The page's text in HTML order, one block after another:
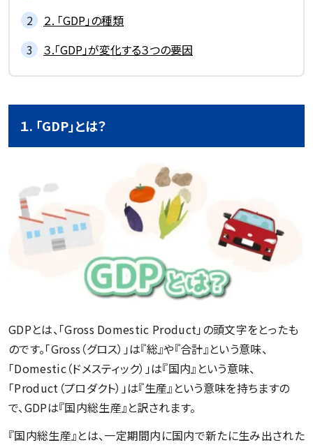
２. 「GDP」の種類
３.「GDP」が変化する３つの要因
１. 「GDP」とは？
GDPとは、「Gross Domestic Product」の頭文字をとったも
のです。「Gross（グロス）」は『総』や『合計』という意味、
「Domestic（ドメスティック）」は『国内』という意味、
「Product（プロダクト）」は『生産』という意味を持ちますの
で、GDPは『国内総生産』と訳されます。
『国内総生産』とは、一定期間内に国内で新たに生み出された